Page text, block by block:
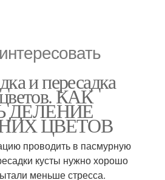
и пересадка
КАК
ДЕЛЕНИЕ
ЦВЕТОВ
проводить в пасмурную
кусты нужно хорошо
меньше стресса.